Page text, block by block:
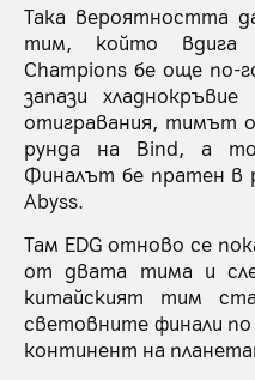
Така вероятността
тим, който вдига
Champions бе още по-
запази
отигравания, тимът
рунда на Bind, а
Финалът бе пратен в
Abyss.
Там EDG отново се
от двата тима и
китайският тим
световните финали по
континент на